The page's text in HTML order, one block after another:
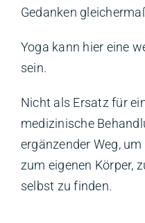
Gedanken
Yoga kann hier eine
sein.
Nicht als Ersatz für
medizinische
ergänzender Weg,
zum eigenen Körper,
selbst zu finden.